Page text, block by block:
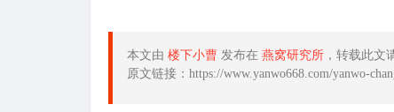
本文由 楼下小曹 发布在 燕窝研究所 ，转载此文
原文链接：https://www.yanwo668.com/yanwo-